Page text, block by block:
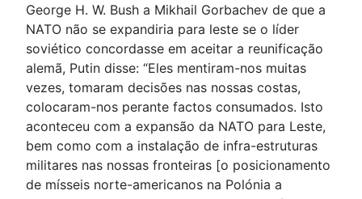
George H. W. Bush a Mikhail Gorbachev de que a
NATO não se expandiria para leste se o líder
soviético concordasse em aceitar a reunificação
alemã, Putin disse: “Eles mentiram-nos muitas
vezes, tomaram decisões nas nossas costas,
colocaram-nos perante factos consumados. Isto
aconteceu com a expansão da NATO para Leste,
bem como com a instalação de infra-estruturas
militares nas nossas fronteiras [o posicionamento
de mísseis norte-americanos na Polónia a